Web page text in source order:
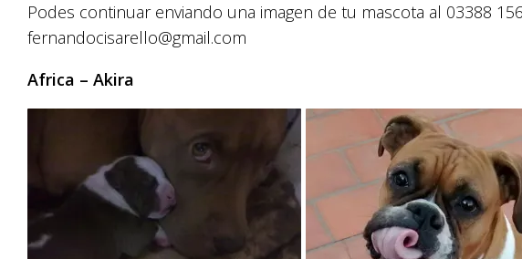
Podes continuar enviando una imagen de tu mascota al 03388
fernandocisarello@gmail.com
Africa – Akira